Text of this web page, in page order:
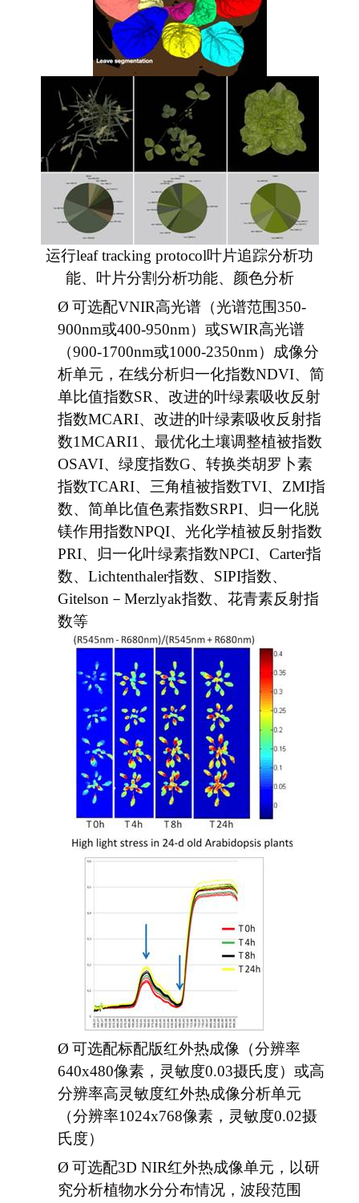
运行leaf tracking protocol叶片追踪分析功
能、叶片分割分析功能、颜色分析
Ø 可选配VNIR高光谱（光谱范围350-
900nm或400-950nm）或SWIR高光谱
（900-1700nm或1000-2350nm）成像分
析单元，在线分析归一化指数NDVI、简
单比值指数SR、改进的叶绿素吸收反射
指数MCARI、改进的叶绿素吸收反射指
数1MCARI1、最优化土壤调整植被指数
OSAVI、绿度指数G、转换类胡罗卜素
指数TCARI、三角植被指数TVI、ZMI指
数、简单比值色素指数SRPI、归一化脱
镁作用指数NPQI、光化学植被反射指数
PRI、归一化叶绿素指数NPCI、Carter指
数、Lichtenthaler指数、SIPI指数、
Gitelson－Merzlyak指数、花青素反射指
数等
Ø 可选配标配版红外热成像（分辨率
640x480像素，灵敏度0.03摄氏度）或高
分辨率高灵敏度红外热成像分析单元
（分辨率1024x768像素，灵敏度0.02摄
氏度）
Ø 可选配3D NIR红外热成像单元，以研
究分析植物水分分布情况，波段范围